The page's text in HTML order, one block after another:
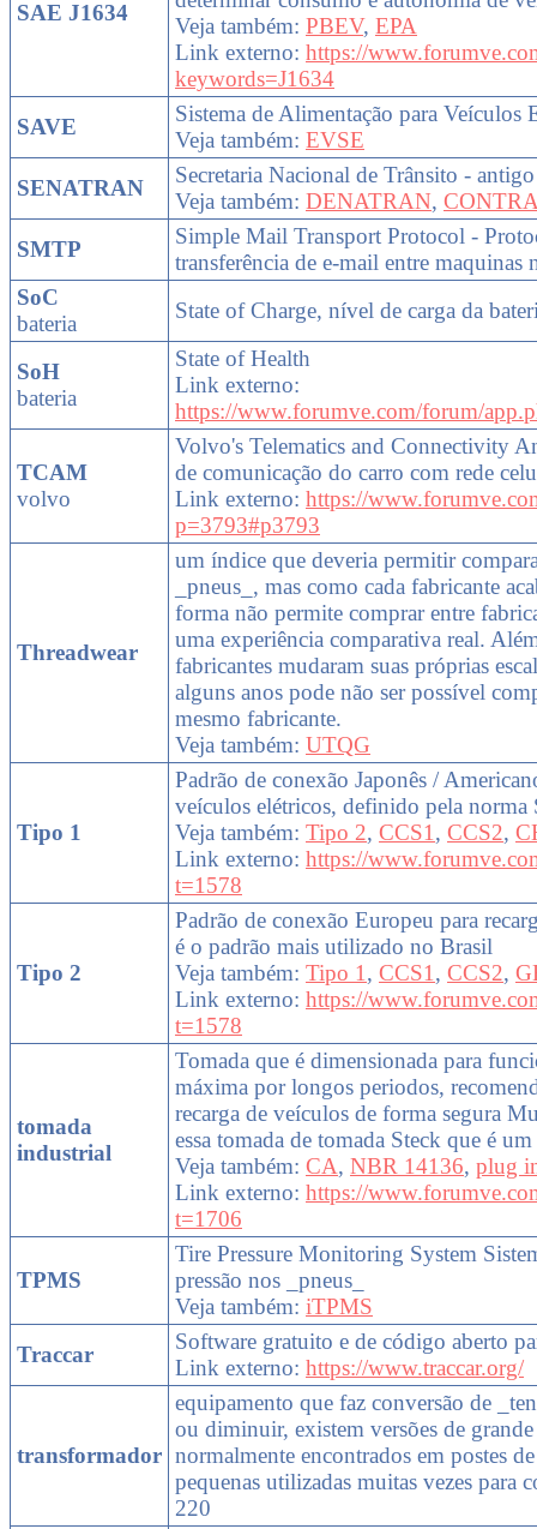
SAE J1634
Veja também: PBEV, EPA
Link externo: https://
keywords=J1634
SAVE
Sistema de Alimentação para Veículos
Veja também: EVSE
SENATRAN
Secretaria Nacional de Trânsito -
Veja também: DENATRAN,
SMTP
Simple Mail Transport Protocol -
transferência de e-mail entre maquinas
SoC
bateria
State of Charge, nível de carga da
SoH
bateria
State of Health
Link externo:
https://www.forumve.com/forum/
TCAM
volvo
Volvo's Telematics and Connectivity
de comunicação do carro com rede
Link externo: https://
p=3793#p3793
Threadwear
um índice que deveria permitir
_pneus_, mas como cada fabricante
forma não permite comprar entre
uma experiência comparativa real.
fabricantes mudaram suas próprias
alguns anos pode não ser possível
mesmo fabricante.
Veja também: UTQG
Tipo 1
Padrão de conexão Japonês /
veículos elétricos, definido pela norma
Veja também: Tipo 2, CCS1, CCS2,
Link externo: https://
t=1578
Tipo 2
Padrão de conexão Europeu para
é o padrão mais utilizado no Brasil
Veja também: Tipo 1, CCS1, CCS2,
Link externo: https://
t=1578
tomada
industrial
Tomada que é dimensionada para
máxima por longos periodos,
recarga de veículos de forma segura
essa tomada de tomada Steck que é
Veja também: CA, NBR 14136, plug
Link externo: https://
t=1706
TPMS
Tire Pressure Monitoring System
pressão nos _pneus_
Veja também: iTPMS
Traccar
Software gratuito e de código aberto
Link externo: https://www.traccar.org/
transformador
equipamento que faz conversão de
ou diminuir, existem versões de grande
normalmente encontrados em postes
pequenas utilizadas muitas vezes para
220